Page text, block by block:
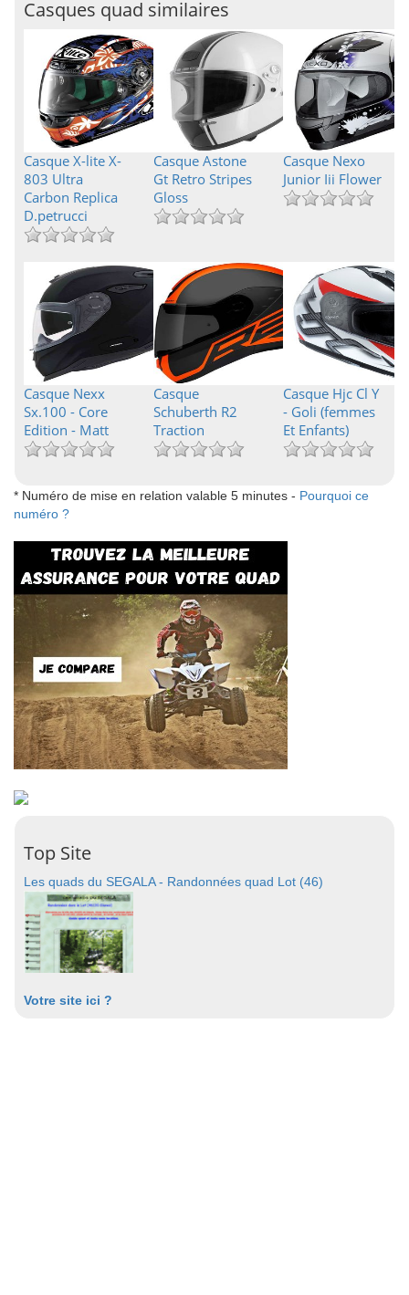
Casques quad similaires
Casque X-lite X-
803 Ultra
Carbon Replica
D.petrucci
Casque Astone
Gt Retro Stripes
Gloss
Casque Nexo
Junior Iii Flower
Casque Nexx
Sx.100 - Core
Edition - Matt
Casque
Schuberth R2
Traction
Casque Hjc Cl Y
- Goli (femmes
Et Enfants)
* Numéro de mise en relation valable 5 minutes - Pourquoi ce
numéro ?
Top Site
Les quads du SEGALA - Randonnées quad Lot (46)
Votre site ici ?